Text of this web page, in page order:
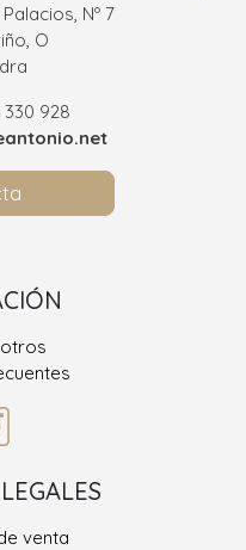
Nº 7
O
928
venta